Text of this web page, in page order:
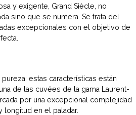
y exigente, Grand Siècle, no
sino que se numera. Se trata del
excepcionales con el objetivo de
pureza: estas características están
de las cuvées de la gama Laurent-
por una excepcional complejidad
longitud en el paladar.